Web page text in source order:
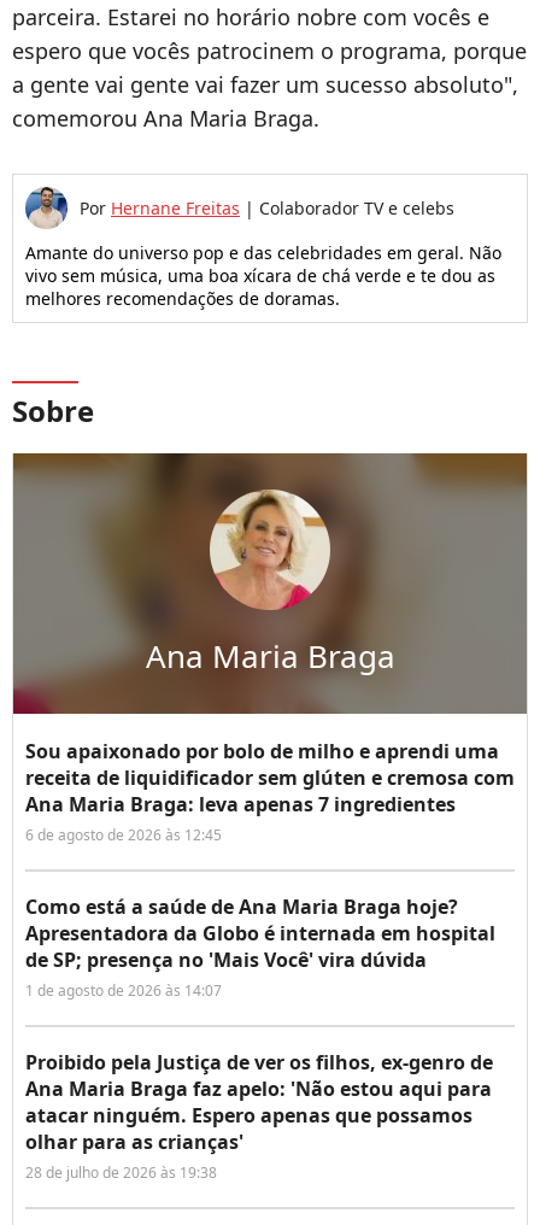
parceira. Estarei no horário nobre com vocês e
espero que vocês patrocinem o programa, porque
a gente vai gente vai fazer um sucesso absoluto",
comemorou Ana Maria Braga.
Por Hernane Freitas | Colaborador TV e celebs
Amante do universo pop e das celebridades em geral. Não
vivo sem música, uma boa xícara de chá verde e te dou as
melhores recomendações de doramas.
Sobre
Ana Maria Braga
Sou apaixonado por bolo de milho e aprendi uma
receita de liquidificador sem glúten e cremosa com
Ana Maria Braga: leva apenas 7 ingredientes
6 de agosto de 2026 às 12:45
Como está a saúde de Ana Maria Braga hoje?
Apresentadora da Globo é internada em hospital
de SP; presença no 'Mais Você' vira dúvida
1 de agosto de 2026 às 14:07
Proibido pela Justiça de ver os filhos, ex-genro de
Ana Maria Braga faz apelo: 'Não estou aqui para
atacar ninguém. Espero apenas que possamos
olhar para as crianças'
28 de julho de 2026 às 19:38